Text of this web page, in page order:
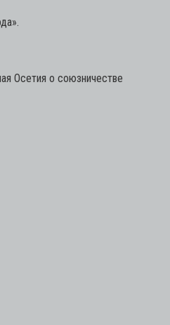
Осетия о союзничестве